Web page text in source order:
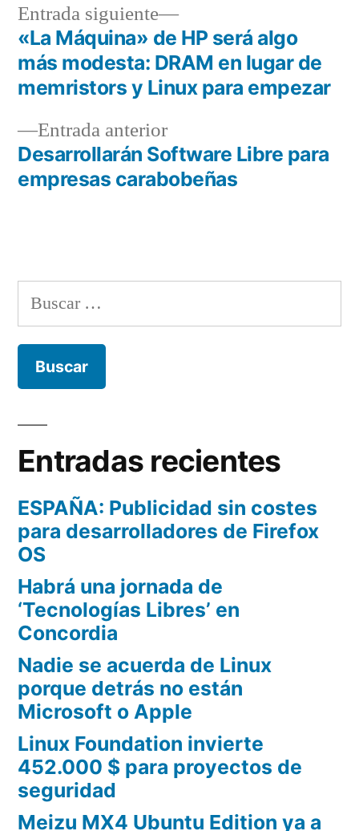
Navegación
de
entradas
Entrada anteriorEntrada
anterior:
Desarrollarán Software Libre para
empresas carabobeñas
Entrada siguiente
Entrada
siguiente:
«La Máquina» de HP será algo
más modesta: DRAM en lugar de
memristors y Linux para empezar
Buscar:
Entradas recientes
ESPAÑA: Publicidad sin costes
para desarrolladores de Firefox
OS
Habrá una jornada de
‘Tecnologías Libres’ en
Concordia
Nadie se acuerda de Linux
porque detrás no están
Microsoft o Apple
Linux Foundation invierte
452.000 $ para proyectos de
seguridad
Meizu MX4 Ubuntu Edition ya a